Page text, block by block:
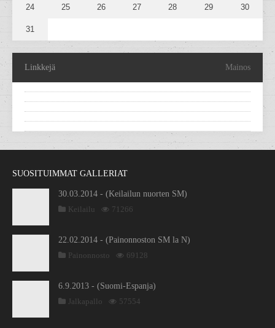
24 25 26 27 28 29 30
31
Linkkejä Mainos
SUOSITUIMMAT GALLERIAT
30.03.2014 - (Keilailun nuorten SM)
Keilailu
71266
22.02.2014 - (Painonnoston SM la N)
Painonnosto
69128
6.9.2013 - (Suomi-Espanja)
Jalkapallo
57554